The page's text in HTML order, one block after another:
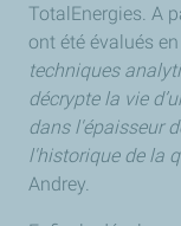
TotalEnergies. A
ont été évalués en
techniques
décrypte la vie
dans l'épaisseur
l'historique de la
Andrey.